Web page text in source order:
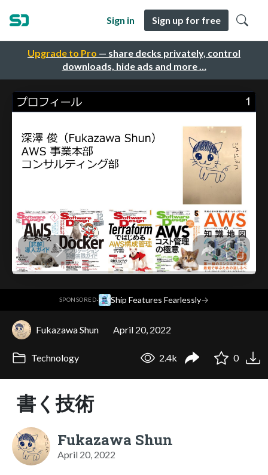
Upgrade to Pro — share decks privately, control
downloads, hide ads and more …
Sign in Sign up for free
SPONSORED· Ship Features Fearlessly→
Fukazawa Shun April 20, 2022
Technology 2.4k 0
書く技術
Fukazawa Shun
April 20, 2022